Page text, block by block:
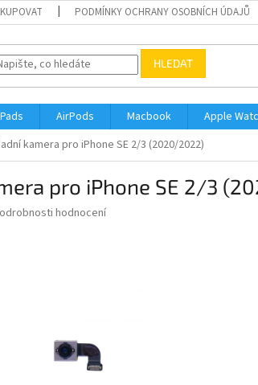
PODMÍNKY OCHRANY OSOBNÍCH ÚDAJŮ
HLEDAT
AirPods Macbook Apple
kamera pro iPhone SE 2/3 (2020/2022)
pro iPhone SE 2/3
hodnocení